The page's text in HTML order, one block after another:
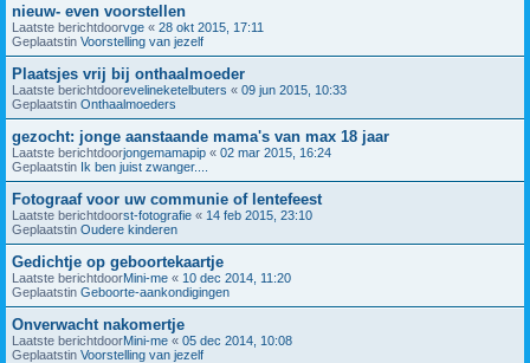
nieuw- even voorstellen
Laatste berichtdoorvge « 28 okt 2015, 17:11
Geplaatstin Voorstelling van jezelf
Plaatsjes vrij bij onthaalmoeder
Laatste berichtdoorevelineketelbuters « 09 jun 2015, 10:33
Geplaatstin Onthaalmoeders
gezocht: jonge aanstaande mama's van max 18 jaar
Laatste berichtdoorjongemamapip « 02 mar 2015, 16:24
Geplaatstin Ik ben juist zwanger....
Fotograaf voor uw communie of lentefeest
Laatste berichtdoorst-fotografie « 14 feb 2015, 23:10
Geplaatstin Oudere kinderen
Gedichtje op geboortekaartje
Laatste berichtdoorMini-me « 10 dec 2014, 11:20
Geplaatstin Geboorte-aankondigingen
Onverwacht nakomertje
Laatste berichtdoorMini-me « 05 dec 2014, 10:08
Geplaatstin Voorstelling van jezelf